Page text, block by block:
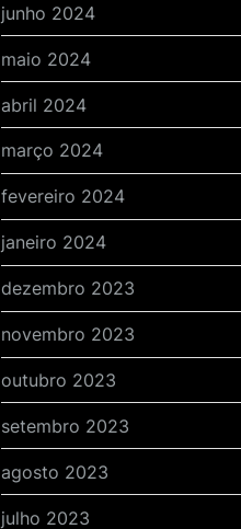
junho 2024
maio 2024
abril 2024
março 2024
fevereiro 2024
janeiro 2024
dezembro 2023
novembro 2023
outubro 2023
setembro 2023
agosto 2023
julho 2023